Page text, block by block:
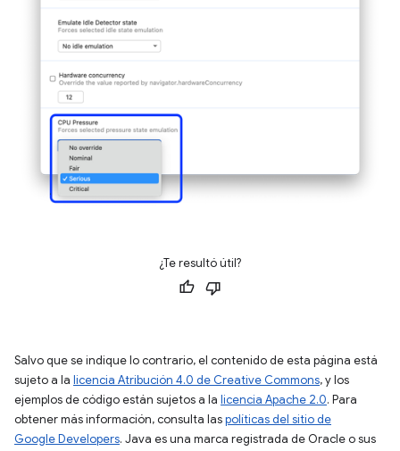
¿Te resultó útil?
Salvo que se indique lo contrario, el contenido de esta página está
sujeto a la licencia Atribución 4.0 de Creative Commons, y los
ejemplos de código están sujetos a la licencia Apache 2.0. Para
obtener más información, consulta laspolíticas del sitio de
Google Developers. Java es una marca registrada de Oracle o sus